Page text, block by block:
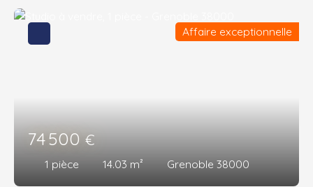
74 500€
1 pièce 14.03 m² Grenoble 38000
Affaire exceptionnelle